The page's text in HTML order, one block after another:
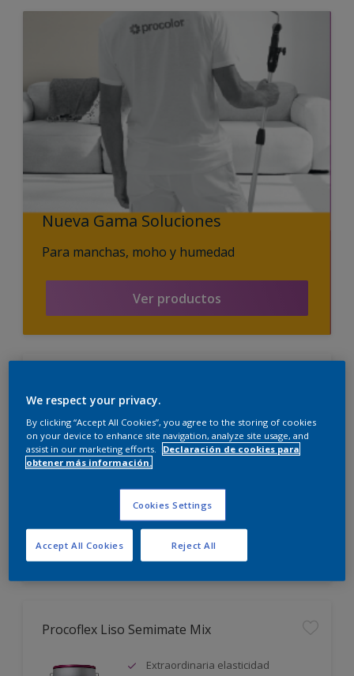
Nueva Gama Soluciones
Para manchas, moho y humedad
Ver productos
Ligeramente texturado
Disimula imperfecciones de la
superficie
Con conservante antimoho
Sólo disponible en tienda
Comparar
Procoflex Liso Semimate Mix
Extraordinaria elasticidad
We respect your privacy.
By clicking “Accept All Cookies”, you agree to the storing of cookies
on your device to enhance site navigation, analyze site usage, and
assist in our marketing efforts.
Declaración de cookies para
obtener más información.
Cookies Settings
Reject All
Accept All Cookies